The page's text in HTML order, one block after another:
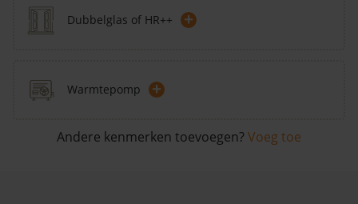
Dubbelglas of HR++ +
Warmtepomp +
Andere kenmerken toevoegen? Voeg toe